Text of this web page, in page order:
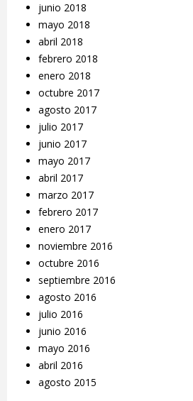
junio 2018
mayo 2018
abril 2018
febrero 2018
enero 2018
octubre 2017
agosto 2017
julio 2017
junio 2017
mayo 2017
abril 2017
marzo 2017
febrero 2017
enero 2017
noviembre 2016
octubre 2016
septiembre 2016
agosto 2016
julio 2016
junio 2016
mayo 2016
abril 2016
agosto 2015